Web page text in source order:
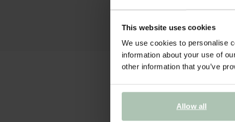
This website uses cookies
We use cookies to personalise
information about your use of
other information that you’ve
Allow all